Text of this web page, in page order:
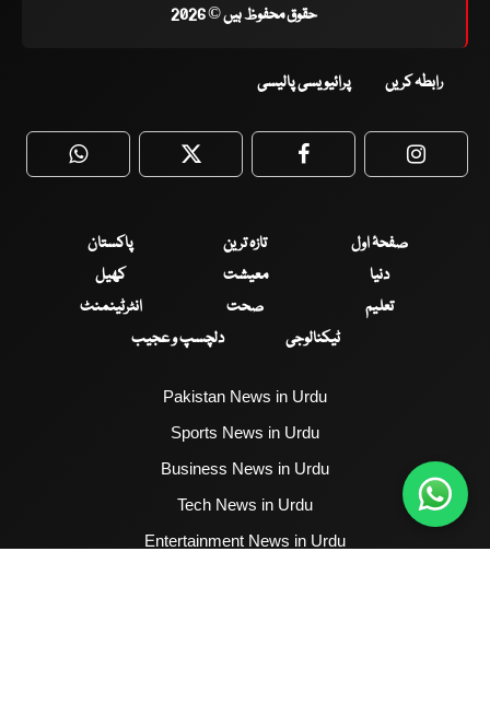
حقوق محفوظ ہیں © 2026
رابطہ کریں پرائیویسی پالیسی
WhatsApp Twitter Facebook
صفحۂ اول تازہ ترین
پاکستان
دنیا
معیشت
کھیل
تعلیم
صحت
انٹرٹینمنٹ
ٹیکنالوجی
دلچسپ و عجیب
Pakistan News in Urdu
Sports News in Urdu
Business News in Urdu
Tech News in Urdu
Entertainment News in Urdu